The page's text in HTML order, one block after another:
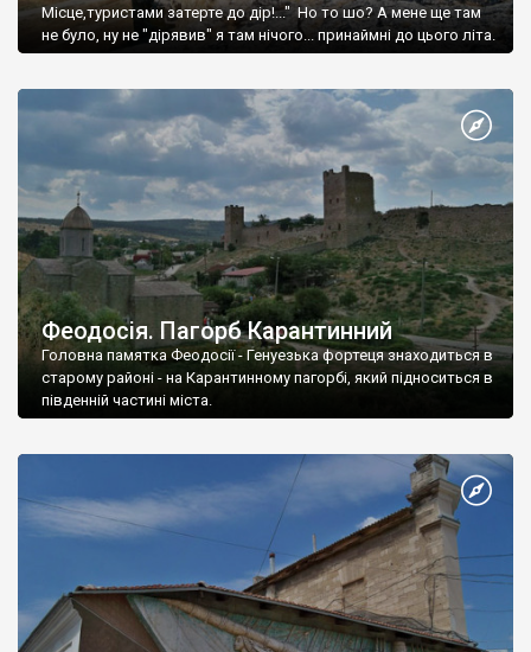
Місце,туристами затерте до дір!..." Но то шо? А мене ще там
не було, ну не "дірявив" я там нічого... принаймні до цього літа.
Феодосія. Пагорб Карантинний
Головна памятка Феодосії - Генуезька фортеця знаходиться в
старому районі - на Карантинному пагорбі, який підноситься в
південній частині міста.